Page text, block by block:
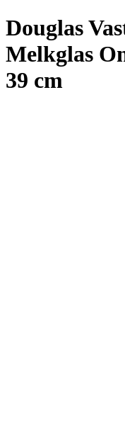
Douglas
Melkglas
39 cm